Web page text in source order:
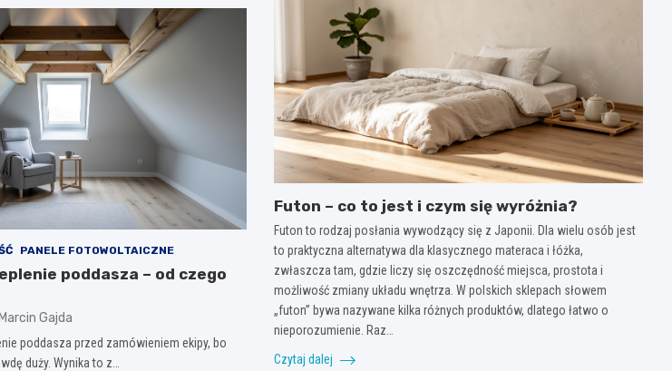
PANELE FOTOWOLTAICZNE
poddasza – od czego
Marcin Gajda
poddasza przed zamówieniem ekipy, bo
duży. Wynika to z…
Futon – co to jest i czym się wyróżnia?
Futon to rodzaj posłania wywodzący się z Japonii. Dla wielu osób jest
to praktyczna alternatywa dla klasycznego materaca i łóżka,
zwłaszcza tam, gdzie liczy się oszczędność miejsca, prostota i
możliwość zmiany układu wnętrza. W polskich sklepach słowem
„futon” bywa nazywane kilka różnych produktów, dlatego łatwo o
nieporozumienie. Raz…
Czytaj dalej